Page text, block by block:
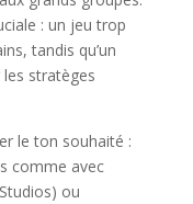
: un jeu trop
tandis qu’un
stratèges
le ton souhaité :
comme avec
ou